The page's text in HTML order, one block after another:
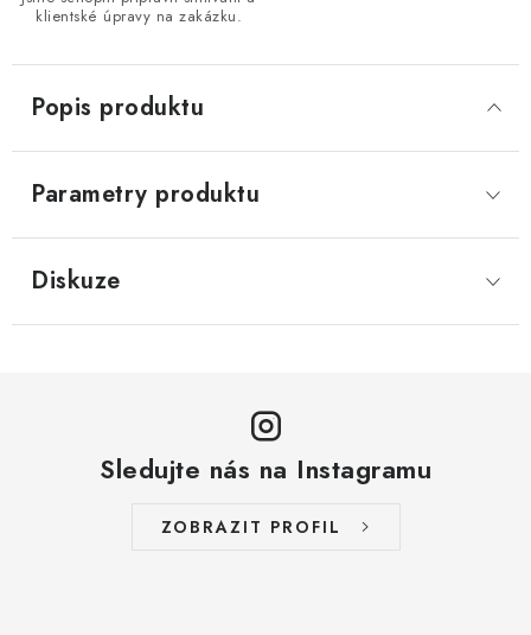
klientské úpravy na zakázku.
Popis produktu
Parametry produktu
Diskuze
Sledujte nás na Instagramu
ZOBRAZIT PROFIL